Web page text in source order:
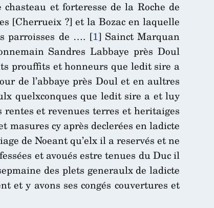
et forteresse de la Roche de
[Cherrueix ?] et la Bozac en laquelle
parroisses de …. [1] Sainct Marquan
Sandres Labbaye près Doul
prouffits et honneurs que ledit sire a
de l’abbaye près Doul et en aultres
quelxconques que ledit sire a et luy
et revenues terres et heritaiges
cy après declerées en ladicte
de Noeant qu’elx il a reservés et ne
et avoués estre tenues du Duc il
des plets generaulx de ladicte
et y avons ses congés couvertures et